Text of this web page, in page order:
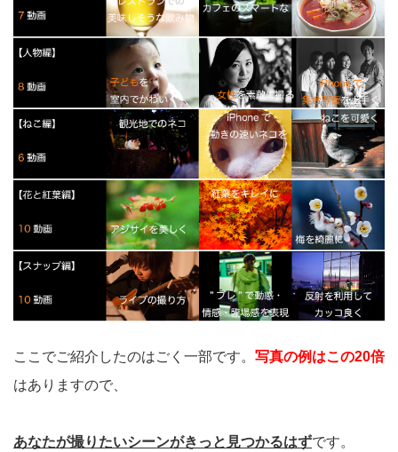
ここでご紹介したのはごく一部です。 写真の例はこの20倍
はありますので、
あなたが撮りたいシーンがきっと見つかるはずです。